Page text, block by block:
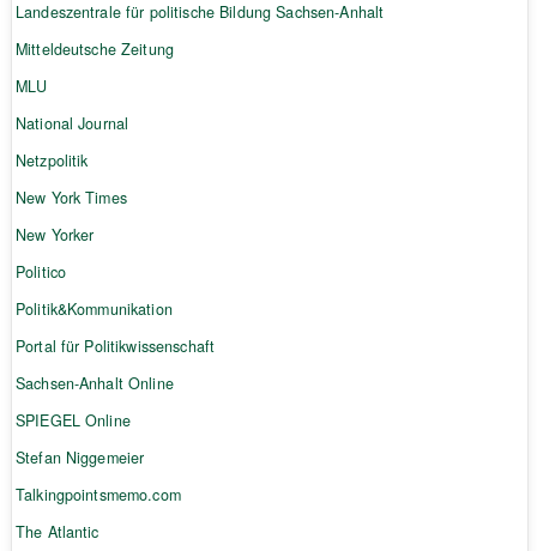
Landeszentrale für politische Bildung Sachsen-Anhalt
Mitteldeutsche Zeitung
MLU
National Journal
Netzpolitik
New York Times
New Yorker
Politico
Politik&Kommunikation
Portal für Politikwissenschaft
Sachsen-Anhalt Online
SPIEGEL Online
Stefan Niggemeier
Talkingpointsmemo.com
The Atlantic